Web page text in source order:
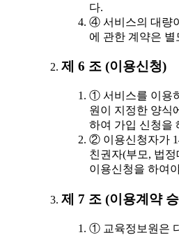
다.
④ 서비스의 대량
에 관한 계약은
제 6 조 (이용신청)
① 서비스를 이용
원이 지정한 양식
하여 가입 신청을
② 이용신청자가
친권자(부모, 법
이용신청을 하여
제 7 조 (이용계약
① 교육정보원은